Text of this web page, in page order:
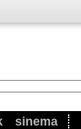
sinema